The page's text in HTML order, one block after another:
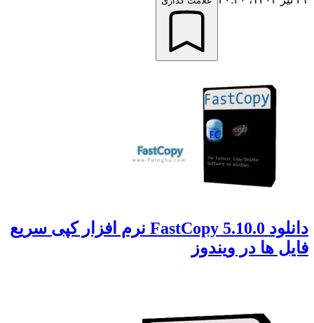
دانلود FastCopy 5.10.0 نرم افزار کپی سریع
ها در ویندوز